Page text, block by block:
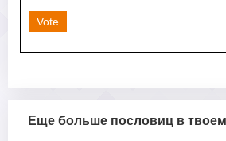
Vote
Еще больше пословиц в